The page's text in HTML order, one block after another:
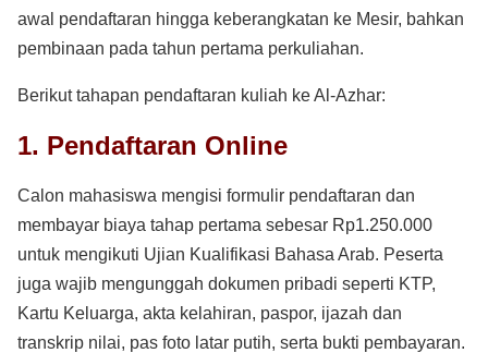
awal pendaftaran hingga keberangkatan ke Mesir, bahkan
pembinaan pada tahun pertama perkuliahan.
Berikut tahapan pendaftaran kuliah ke Al-Azhar:
1. Pendaftaran Online
Calon mahasiswa mengisi formulir pendaftaran dan
membayar biaya tahap pertama sebesar Rp1.250.000
untuk mengikuti Ujian Kualifikasi Bahasa Arab. Peserta
juga wajib mengunggah dokumen pribadi seperti KTP,
Kartu Keluarga, akta kelahiran, paspor, ijazah dan
transkrip nilai, pas foto latar putih, serta bukti pembayaran.